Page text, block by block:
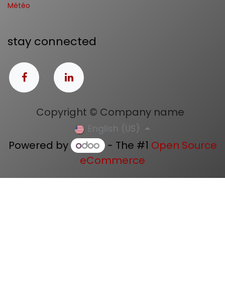
Météo
stay connected
Copyright © Company name
English (US)
Powered by - The #1 Open Source
eCommerce